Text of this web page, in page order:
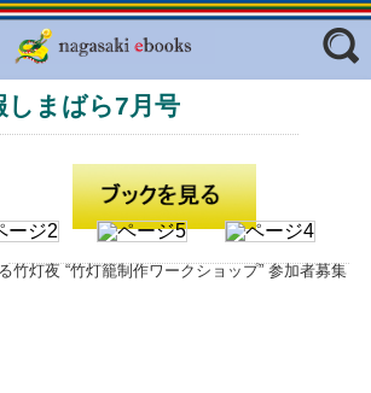
フリーワード
ジャンル
しまばら7月号
竹灯夜 “竹灯籠制作ワークショップ” 参加者募集
ロジェクト
）
る方へ
命遺産